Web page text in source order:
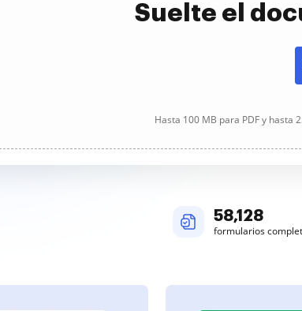
Suelte el
Hasta 100 MB para PDF y hasta 25
58,129
formularios